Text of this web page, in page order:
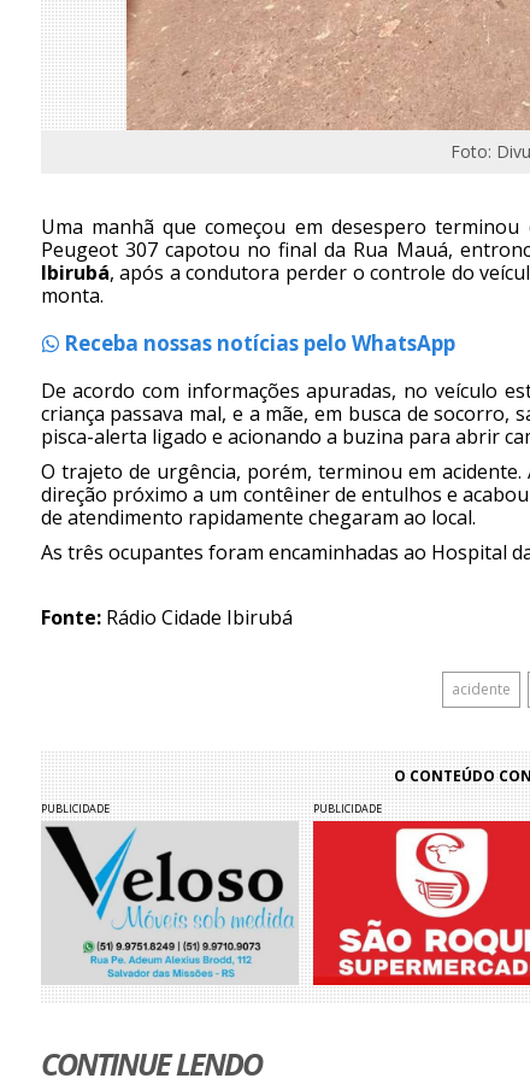
Foto:
Uma manhã que começou em desespero
Peugeot 307 capotou no final da Rua Mauá,
Ibirubá, após a condutora perder o controle do
monta.
Receba nossas notícias pelo WhatsApp
De acordo com informações apuradas, no veículo
criança passava mal, e a mãe, em busca de
pisca-alerta ligado e acionando a buzina para abrir
O trajeto de urgência, porém, terminou em
direção próximo a um contêiner de entulhos e
de atendimento rapidamente chegaram ao local.
As três ocupantes foram encaminhadas ao Hospital
Fonte:Rádio Cidade Ibirubá
acidente
O CONTEÚDO
PUBLICIDADE PUBLICIDADE
CONTINUE LENDO